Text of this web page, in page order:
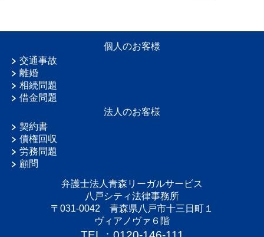
個人のお客様
交通事故
離婚
相続問題
借金問題
法人のお客様
契約書
債権回収
労務問題
顧問
弁護士法人青森リーガルサービス
八戸シティ法律事務所
〒031-0042 青森県八戸市十三日町１
ヴィアノヴァ６階